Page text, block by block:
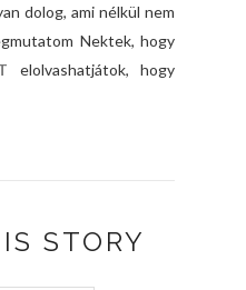
dolog, ami nélkül nem
Nektek, hogy
elolvashatjátok, hogy
STORY